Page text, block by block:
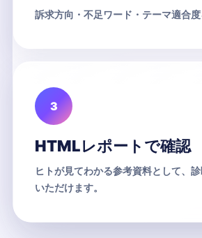
訴求方向・不足ワード・テーマ適合度
3
HTMLレポートで確認
ヒトが見てわかる参考資料として、
いただけます。